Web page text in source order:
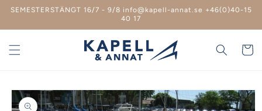
vidare
innehåll
SEMESTERSTÄNGT 16/7 - 9/8 info@kapell-annat.se +46(0)40-15
40 17
vidare till